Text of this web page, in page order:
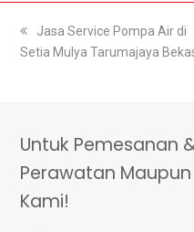
previous
post:
Jasa Service Pompa Air di
Setia Mulya Tarumajaya
Untuk Pemesanan
Perawatan
Kami!